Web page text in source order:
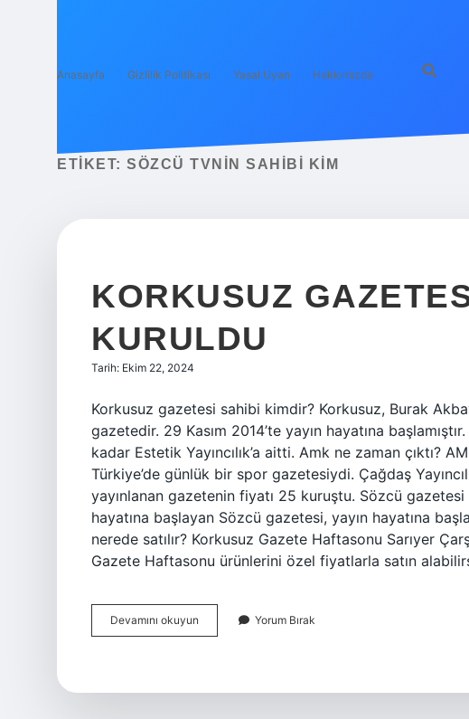
Anasayfa Gizlilik Politikası Yasal Uyarı Hakkımızda
ETIKET: SÖZCÜ TVNIN SAHIBI KIM
KORKUSUZ
KURULDU
Tarih: Ekim 22, 2024
Korkusuz gazetesi sahibi kimdir? Korkusuz, Burak
gazetedir. 29 Kasım 2014’te yayın hayatına
kadar Estetik Yayıncılık’a aitti. Amk ne zaman çıktı?
Türkiye’de günlük bir spor gazetesiydi. Çağdaş
yayınlanan gazetenin fiyatı 25 kuruştu. Sözcü gazetesi
hayatına başlayan Sözcü gazetesi, yayın hayatına
nerede satılır? Korkusuz Gazete Haftasonu Sarıyer
Gazete Haftasonu ürünlerini özel fiyatlarla satın
Devamını okuyun Korkusuz
Gazetesi
Yorum Bırak